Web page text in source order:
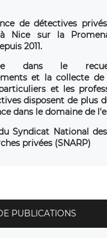
de détectives
Nice sur la
2011.
dans le
et la collecte de
et les
disposent de plus
dans le domaine de
Syndicat National
privées (SNARP)
PUBLICATIONS